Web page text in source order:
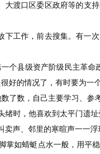
渡口区委区政府等的支
工作，前去搜集。有一
个县级资产阶级民主革命
好的情况了，有时要为一
了数，自己主要学习、参
时，他喜欢到太平门遗址
声、邻里的寒暄声一一浮
如蜻蜓点水一般，用平